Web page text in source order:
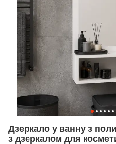
Дзеркало у ванну з
з дзеркалом для